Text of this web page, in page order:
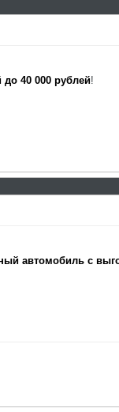
40 000 рублей!
автомобиль с